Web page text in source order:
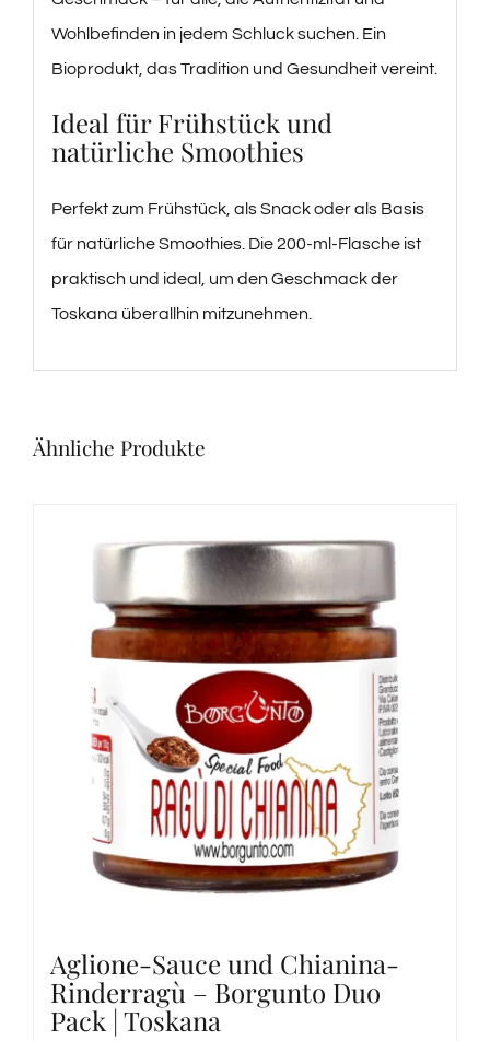
Wohlbefinden in jedem Schluck suchen. Ein
Bioprodukt, das Tradition und Gesundheit vereint.
Ideal für Frühstück und
natürliche Smoothies
Perfekt zum Frühstück, als Snack oder als Basis
für natürliche Smoothies. Die 200-ml-Flasche ist
praktisch und ideal, um den Geschmack der
Toskana überallhin mitzunehmen.
Ähnliche Produkte
Aglione-Sauce und Chianina-
Rinderragù – Borgunto Duo
Pack | Toskana